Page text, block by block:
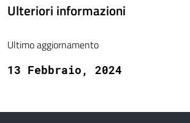
Ulteriori informazioni
Ultimo aggiornamento
13 Febbraio, 2024